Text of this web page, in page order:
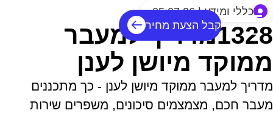
קבל הצעת מחיר
כללי ומידע | 05.07.26
1328מדריך למעבר
ממוקד מיושן לענן
מדריך למעבר ממוקד מיושן לענן - כך מתכננים
מעבר חכם, מצמצמים סיכונים, משפרים שירות